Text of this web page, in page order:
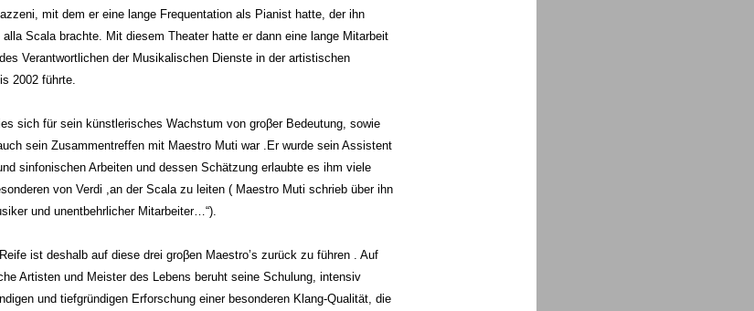
mit dem er eine lange Frequentation als Pianist hatte, der ihn
Scala brachte. Mit diesem Theater hatte er dann eine lange Mitarbeit
Verantwortlichen der Musikalischen Dienste in der artistischen
2002 führte.
sich für sein künstlerisches Wachstum von groβer Bedeutung, sowie
sein Zusammentreffen mit Maestro Muti war .Er wurde sein Assistent
sinfonischen Arbeiten und dessen Schätzung erlaubte es ihm viele
von Verdi ,an der Scala zu leiten ( Maestro Muti schrieb über ihn
und unentbehrlicher Mitarbeiter…“).
ist deshalb auf diese drei groβen Maestro’s zurück zu führen . Auf
Artisten und Meister des Lebens beruht seine Schulung, intensiv
und tiefgründigen Erforschung einer besonderen Klang-Qualität, die